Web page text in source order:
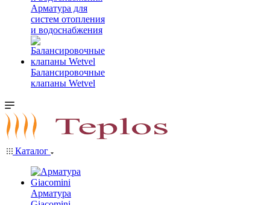
Арматура для
систем отопления
и водоснабжения
Балансировочные
клапаны Wetvel
Каталог
Арматура